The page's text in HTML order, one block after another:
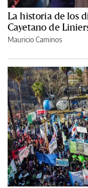
La historia de los
Cayetano de
Mauricio Caminos